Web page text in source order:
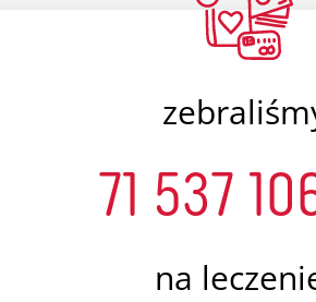
71 537
na